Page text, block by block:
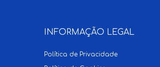
INFORMAÇÃO LEGAL
Política de Privacidade